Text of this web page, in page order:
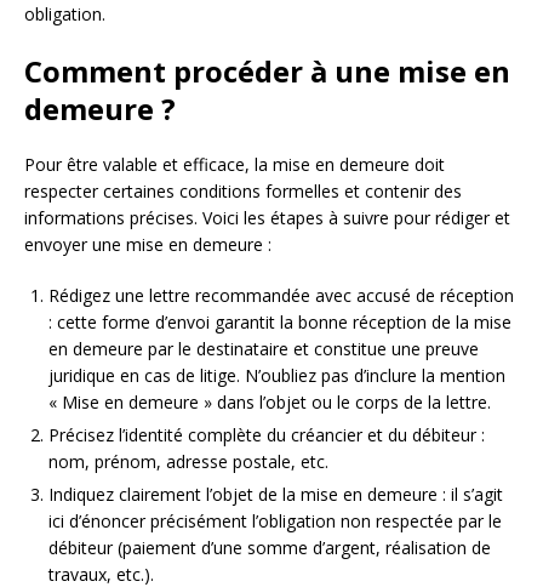
obligation.
Comment procéder à une mise en
demeure ?
Pour être valable et efficace, la mise en demeure doit
respecter certaines conditions formelles et contenir des
informations précises. Voici les étapes à suivre pour rédiger et
envoyer une mise en demeure :
Rédigez une lettre recommandée avec accusé de réception
: cette forme d’envoi garantit la bonne réception de la mise
en demeure par le destinataire et constitue une preuve
juridique en cas de litige. N’oubliez pas d’inclure la mention
« Mise en demeure » dans l’objet ou le corps de la lettre.
Précisez l’identité complète du créancier et du débiteur :
nom, prénom, adresse postale, etc.
Indiquez clairement l’objet de la mise en demeure : il s’agit
ici d’énoncer précisément l’obligation non respectée par le
débiteur (paiement d’une somme d’argent, réalisation de
travaux, etc.).